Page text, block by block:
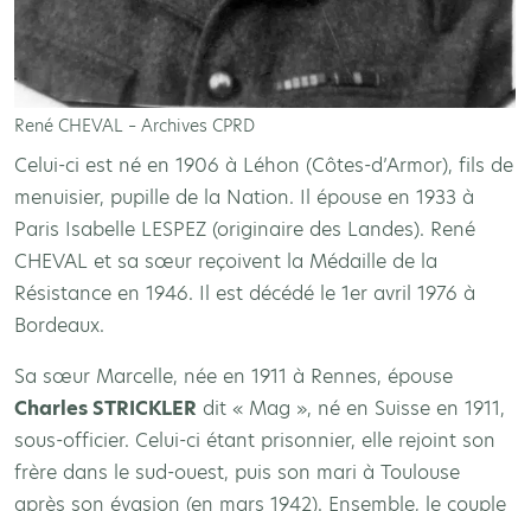
René CHEVAL – Archives CPRD
Celui-ci est né en 1906 à Léhon (Côtes-d’Armor), fils de
menuisier, pupille de la Nation. Il épouse en 1933 à
Paris Isabelle LESPEZ (originaire des Landes). René
CHEVAL et sa sœur reçoivent la Médaille de la
Résistance en 1946. Il est décédé le 1er avril 1976 à
Bordeaux.
Sa sœur Marcelle, née en 1911 à Rennes, épouse
Charles STRICKLER dit « Mag », né en Suisse en 1911,
sous-officier. Celui-ci étant prisonnier, elle rejoint son
frère dans le sud-ouest, puis son mari à Toulouse
après son évasion (en mars 1942). Ensemble, le couple